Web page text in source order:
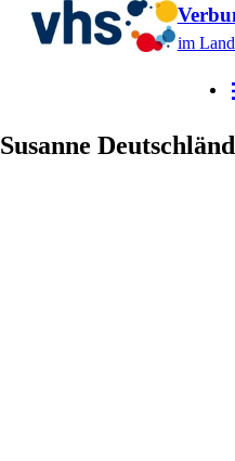
im
Susanne